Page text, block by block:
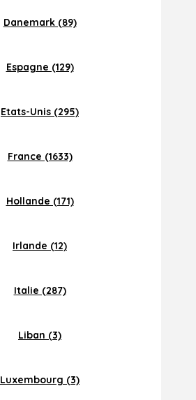
Danemark (89)
Espagne (129)
Etats-Unis (295)
France (1633)
Hollande (171)
Irlande (12)
Italie (287)
Liban (3)
Luxembourg (3)